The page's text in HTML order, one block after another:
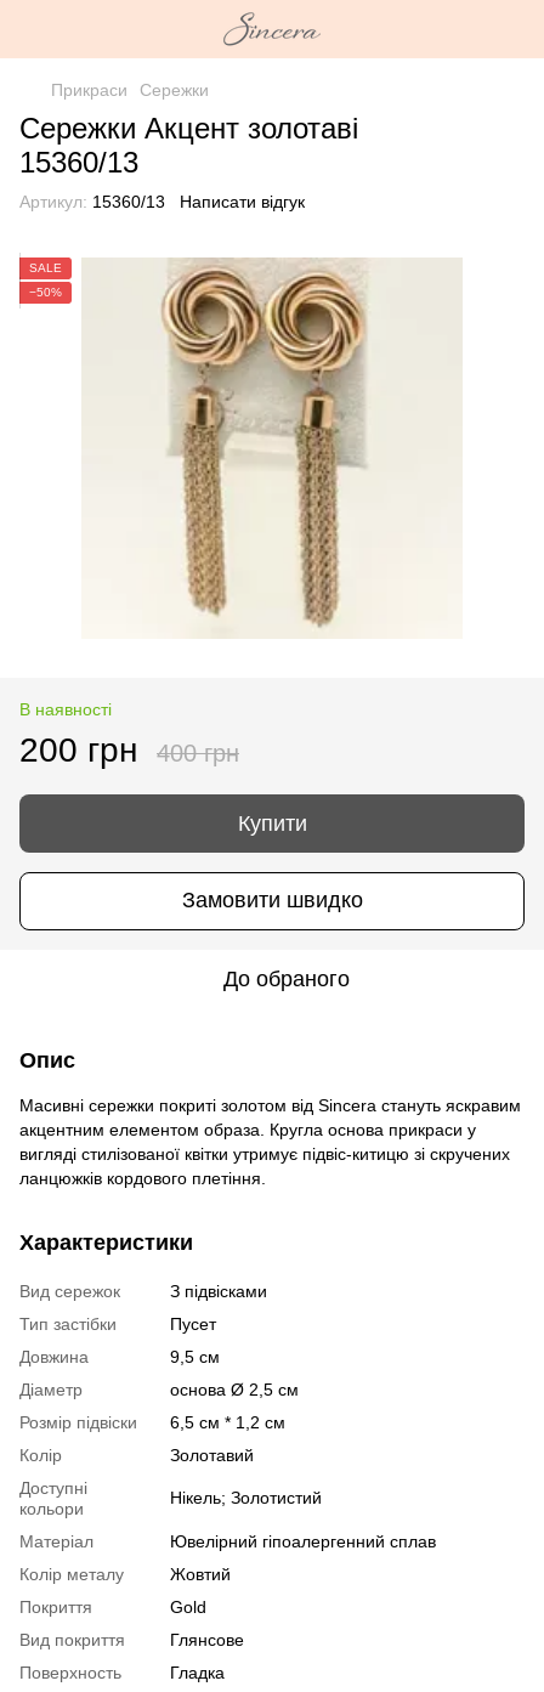
Прикраси Сережки
Сережки Акцент золотаві
15360/13
Артикул: 15360/13 Написати відгук
SALE
−50%
В наявності
200 грн 400 грн
Купити
Замовити швидко
До обраного
Опис
Масивні сережки покриті золотом від Sincera стануть яскравим
акцентним елементом образа. Кругла основа прикраси у
вигляді стилізованої квітки утримує підвіс-китицю зі скручених
ланцюжків кордового плетіння.
Характеристики
Вид сережок
З підвісками
Тип застібки
Пусет
Довжина
9,5 cм
Діаметр
основа Ø 2,5 см
Розмір підвіски
6,5 см * 1,2 см
Колір
Золотавий
Доступні
кольори
Нікель; Золотистий
Матеріал
Ювелірний гіпоалергенний сплав
Колір металу
Жовтий
Покриття
Gold
Вид покриття
Глянсове
Поверхность
Гладка